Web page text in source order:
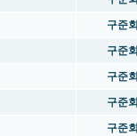
구준회
구준회
구준회
구준회
구준회